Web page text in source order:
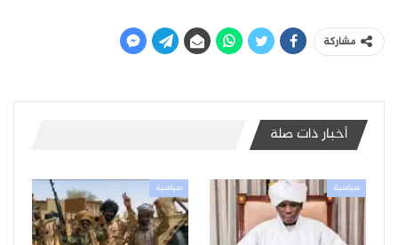
مشاركة
أخبار ذات صلة
سياسية سياسية